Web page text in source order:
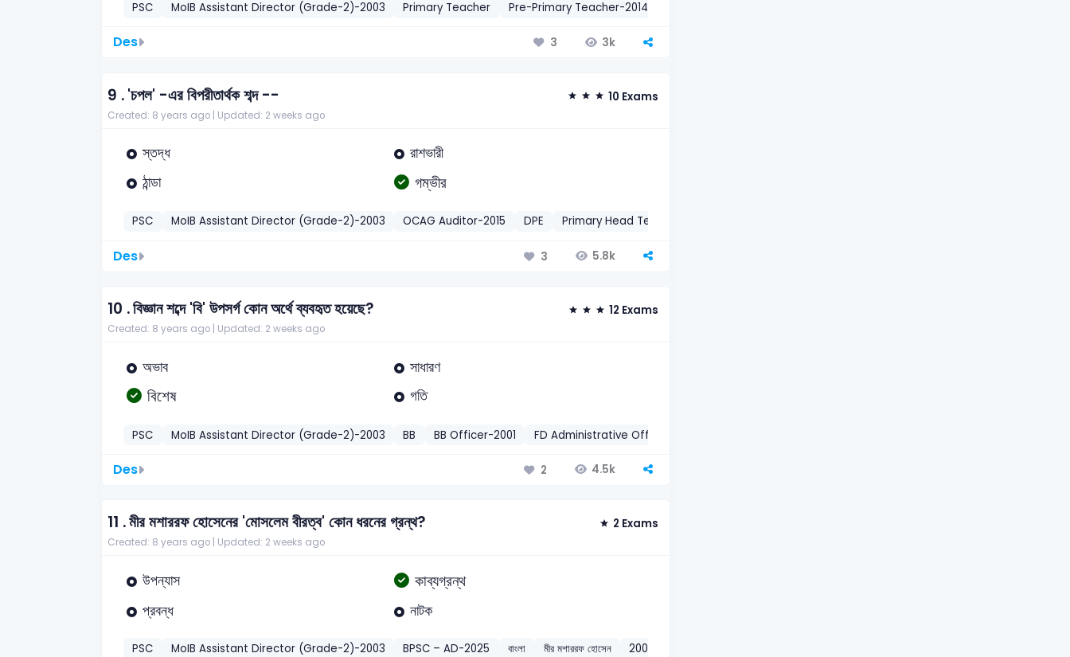
PSC MoIB Assistant Director (Grade-2)-2003 Primary Teacher Pre-Primary Teacher-2014
Des 3 3k
9 .'চপল' -এর বিপরীতার্থক শব্দ -- 10 Exams
Created: 8 years ago | Updated: 2 weeks ago
স্তদ্ধ
রাশভারী
ঠান্ডা
গম্ভীর
PSC MoIB Assistant Director (Grade-2)-2003 OCAG Auditor-2015 DPE Primary Head Teacher-2012
Des 3 5.8k
10 .বিজ্ঞান শব্দে 'বি' উপসর্গ কোন অর্থে ব্যবহৃত হয়েছে? 12 Exams
Created: 8 years ago | Updated: 2 weeks ago
অভাব সাধারণ
বিশেষ গতি
PSC MoIB Assistant Director (Grade-2)-2003 BB BB Officer-2001 FD Administrative Officer-2004
Des 2 4.5k
11 .মীর মশাররফ হোসেনের 'মোসলেম বীরত্ব' কোন ধরনের গ্রন্থ? 2 Exams
Created: 8 years ago | Updated: 2 weeks ago
উপন্যাস কাব্যগ্রন্থ
প্রবন্ধ নাটক
PSC MoIB Assistant Director (Grade-2)-2003 BPSC – AD-2025 বাংলা মীর মশাররফ হোসেন 2003